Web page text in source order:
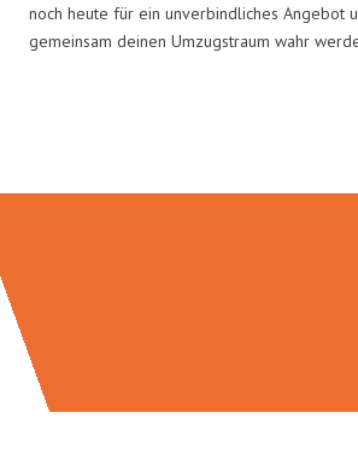
noch heute für ein unverbindliches Angebot
gemeinsam deinen Umzugstraum wahr